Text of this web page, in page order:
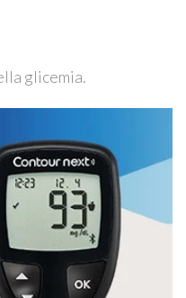
glicemia.